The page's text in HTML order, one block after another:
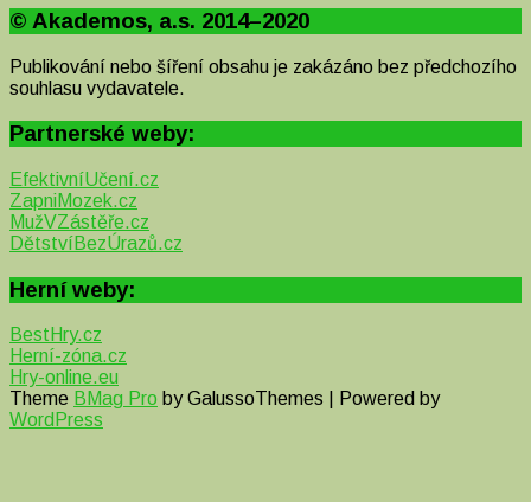
© Akademos, a.s. 2014–2020
Publikování nebo šíření obsahu je zakázáno bez předchozího
souhlasu vydavatele.
Partnerské weby:
EfektivníUčení.cz
ZapniMozek.cz
MužVZástěře.cz
DětstvíBezÚrazů.cz
Herní weby:
BestHry.cz
Herní-zóna.cz
Hry-online.eu
Theme BMag Pro by GalussoThemes | Powered by
WordPress